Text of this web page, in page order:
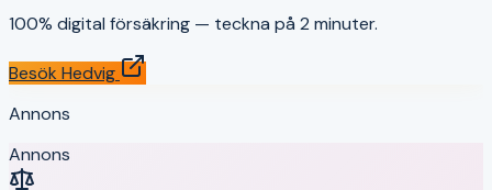
100% digital försäkring — teckna på 2 minuter.
Besök Hedvig
Annons
Annons